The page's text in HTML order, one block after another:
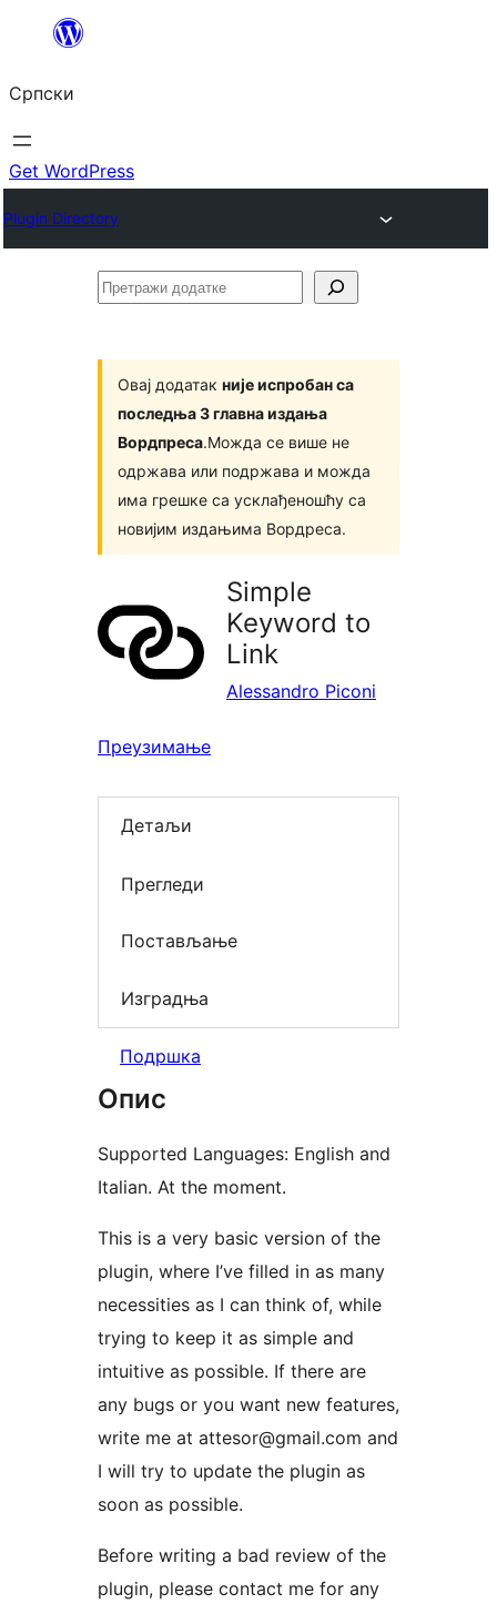
Скочи
садржај
Српски
Get WordPress
Plugin Directory
Претражи
Овај додатак није испробан са
последња 3 главна издања
Вордпреса.Можда се више не
одржава или подржава и можда
има грешке са усклађеношћу са
новијим издањима Вордреса.
Simple
Keyword to
Link
Alessandro Piconi
Преузимање
Детаљи
Прегледи
Постављање
Изградња
Подршка
Опис
Supported Languages: English and
Italian. At the moment.
This is a very basic version of the
plugin, where I’ve filled in as many
necessities as I can think of, while
trying to keep it as simple and
intuitive as possible. If there are
any bugs or you want new features,
write me at attesor@gmail.com and
I will try to update the plugin as
soon as possible.
Before writing a bad review of the
plugin, please contact me for any